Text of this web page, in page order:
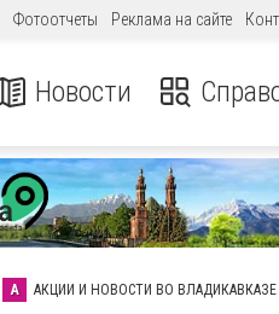
Фотоотчеты Реклама на сайте
Новости
А АКЦИИ И НОВОСТИ ВО ВЛАДИКАВКАЗЕ